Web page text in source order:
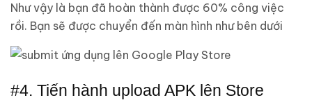
Như vậy là bạn đã hoàn thành được 60% công việc
rồi. Bạn sẽ được chuyển đến màn hình như bên dưới
#4. Tiến hành upload APK lên Store